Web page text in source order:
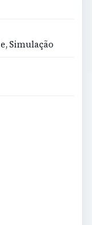
Simulação